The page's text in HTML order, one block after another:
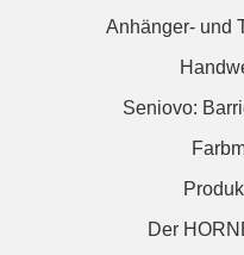
Anhänger- und
Seniovo:
Der